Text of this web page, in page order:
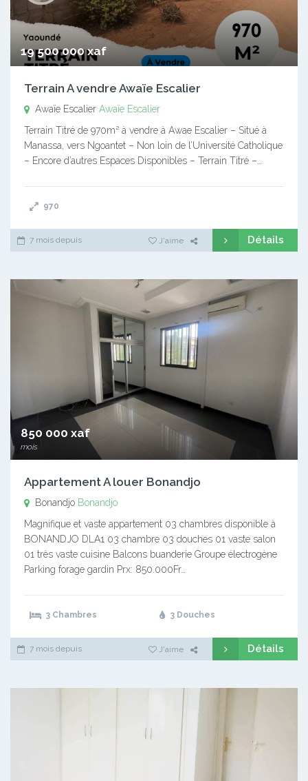
19 500 000 xaf
Terrain A vendre Awaïe Escalier
Awaïe Escalier Awaïe Escalier
Terrain Titré de 970m² à vendre à Awae Escalier – Situé à
Manassa, vers Ngoantet – Non loin de l’Université Catholique
– Encore d’autres Espaces Disponibles – Terrain Titré –…
970
7 mois depuis J'aime Détails
850 000 xaf
mois
Appartement A louer Bonandjo
Bonandjo Bonandjo
Magnifique et vaste appartement 03 chambres disponible à
BONANDJO DLA1 03 chambre 03 douches 01 vaste salon
01 très vaste cuisine Balcons buanderie Groupe électrogène
Parking forage gardin Prx: 850.000Fr…
3 Chambres 3 Douches
7 mois depuis J'aime Détails